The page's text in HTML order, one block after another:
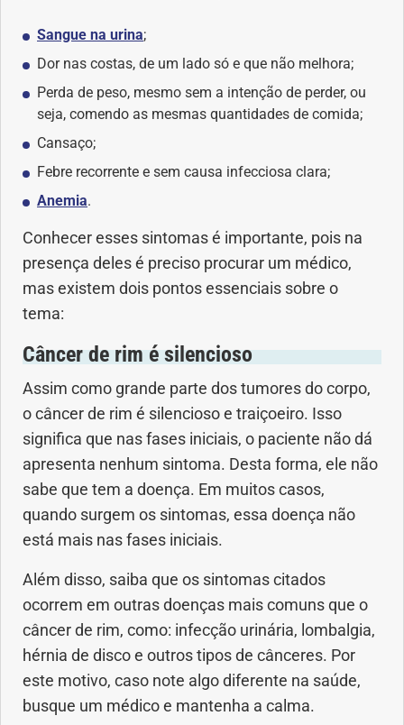
Dengue
Dieta e nutrição
Doenças infecciosas
Doenças Respiratórias
Drogas
Emagrecimento
Geral
Gravidez
Medicia Alternativa
Nutrição
Ortopedia
Sangue na urina;
Dor nas costas, de um lado só e que não melhora;
Perda de peso, mesmo sem a intenção de perder, ou
seja, comendo as mesmas quantidades de comida;
Cansaço;
Febre recorrente e sem causa infecciosa clara;
Anemia.
Conhecer esses sintomas é importante, pois na
presença deles é preciso procurar um médico,
mas existem dois pontos essenciais sobre o
tema:
Câncer de rim é silencioso
Assim como grande parte dos tumores do corpo,
o câncer de rim é silencioso e traiçoeiro. Isso
significa que nas fases iniciais, o paciente não dá
apresenta nenhum sintoma. Desta forma, ele não
sabe que tem a doença. Em muitos casos,
quando surgem os sintomas, essa doença não
está mais nas fases iniciais.
Além disso, saiba que os sintomas citados
ocorrem em outras doenças mais comuns que o
câncer de rim, como: infecção urinária, lombalgia,
hérnia de disco e outros tipos de cânceres. Por
este motivo, caso note algo diferente na saúde,
busque um médico e mantenha a calma.